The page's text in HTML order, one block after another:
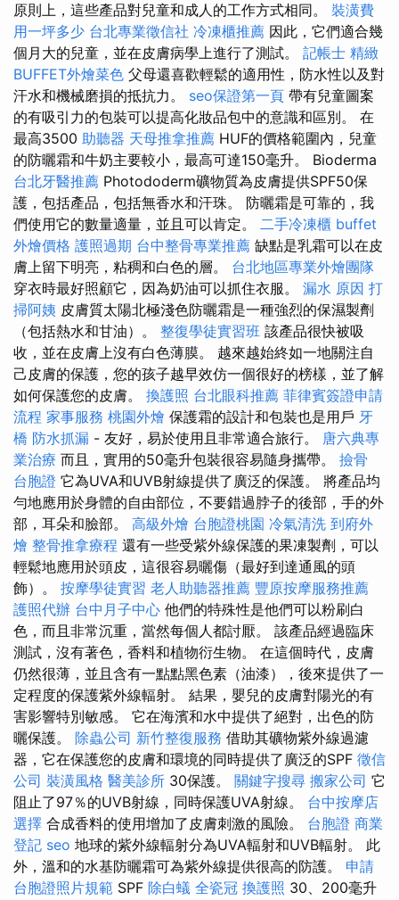
原則上，這些產品對兒童和成人的工作方式相同。 裝潢費
用一坪多少 台北專業徵信社 冷凍櫃推薦 因此，它們適合幾
個月大的兒童，並在皮膚病學上進行了測試。 記帳士 精緻
BUFFET外燴菜色 父母還喜歡輕鬆的適用性，防水性以及對
汗水和機械磨損的抵抗力。 seo保證第一頁 帶有兒童圖案
的有吸引力的包裝可以提高化妝品包中的意識和區別。 在
最高3500 助聽器 天母推拿推薦 HUF的價格範圍內，兒童
的防曬霜和牛奶主要較小，最高可達150毫升。 Bioderma
台北牙醫推薦 Photododerm礦物質為皮膚提供SPF50保
護，包括產品，包括無香水和汗珠。 防曬霜是可靠的，我
們使用它的數量適量，並且可以肯定。 二手冷凍櫃 buffet
外燴價格 護照過期 台中整骨專業推薦 缺點是乳霜可以在皮
膚上留下明亮，粘稠和白色的層。 台北地區專業外燴團隊
穿衣時最好照顧它，因為奶油可以抓住衣服。 漏水 原因 打
掃阿姨 皮膚質太陽北極淺色防曬霜是一種強烈的保濕製劑
（包括熱水和甘油）。 整復學徒實習班 該產品很快被吸
收，並在皮膚上沒有白色薄膜。 越來越始終如一地關注自
己皮膚的保護，您的孩子越早效仿一個很好的榜樣，並了解
如何保護您的皮膚。 換護照 台北眼科推薦 菲律賓簽證申請
流程 家事服務 桃園外燴 保護霜的設計和包裝也是用戶 牙
橋 防水抓漏 - 友好，易於使用且非常適合旅行。 唐六典專
業治療 而且，實用的50毫升包裝很容易隨身攜帶。 撿骨
台胞證 它為UVA和UVB射線提供了廣泛的保護。 將產品均
勻地應用於身體的自由部位，不要錯過脖子的後部，手的外
部，耳朵和臉部。 高級外燴 台胞證桃園 冷氣清洗 到府外
燴 整骨推拿療程 還有一些受紫外線保護的果凍製劑，可以
輕鬆地應用於頭皮，這很容易曬傷（最好到達通風的頭
飾）。 按摩學徒實習 老人助聽器推薦 豐原按摩服務推薦
護照代辦 台中月子中心 他們的特殊性是他們可以粉刷白
色，而且非常沉重，當然每個人都討厭。 該產品經過臨床
測試，沒有著色，香料和植物衍生物。 在這個時代，皮膚
仍然很薄，並且含有一點點黑色素（油漆），後來提供了一
定程度的保護紫外線輻射。 結果，嬰兒的皮膚對陽光的有
害影響特別敏感。 它在海濱和水中提供了絕對，出色的防
曬保護。 除蟲公司 新竹整復服務 借助其礦物紫外線過濾
器，它在保護您的皮膚和環境的同時提供了廣泛的SPF 徵信
公司 裝潢風格 醫美診所 30保護。 關鍵字搜尋 搬家公司 它
阻止了97％的UVB射線，同時保護UVA射線。 台中按摩店
選擇 合成香料的使用增加了皮膚刺激的風險。 台胞證 商業
登記 seo 地球的紫外線輻射分為UVA輻射和UVB輻射。 此
外，溫和的水基防曬霜可為紫外線提供很高的防護。 申請
台胞證照片規範 SPF 除白蟻 全瓷冠 換護照 30、200毫升